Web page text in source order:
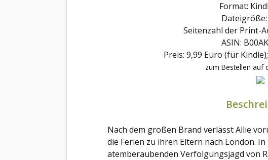
Format:
Dateigröße:
Seitenzahl der Print-
ASIN:
Preis: 9,99 Euro (für
zum Bestellen auf
Nach dem großen Brand verlässt Allie
die Ferien zu ihren Eltern nach London.
atemberaubenden Verfolgungsjagd von